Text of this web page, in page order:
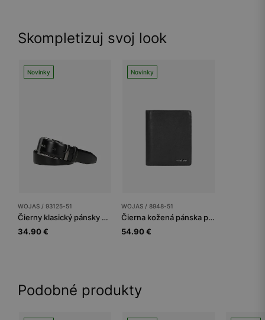
Skompletizuj svoj look
Novinky
WOJAS / 93125-51
Čierny klasický pánsky opasok z pravej kože
34.90 €
Novinky
WOJAS / 8948-51
Čierna kožená pánska peňaženka
54.90 €
Podobné produkty